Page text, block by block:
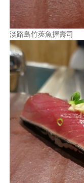
淡路島竹莢魚握壽司